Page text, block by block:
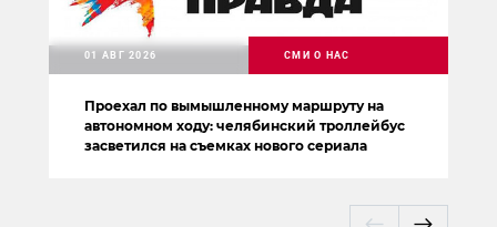
Проехал по вымышленному маршруту на
автономном ходу: челябинский троллейбус
засветился на съемках нового сериала
01 АВГ 2026 СМИ О НАС